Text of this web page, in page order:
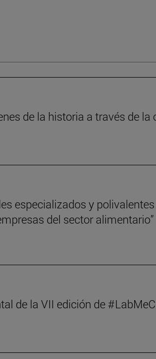
de la historia a través de la
especializados y
del sector alimentario”
de la VII edición de